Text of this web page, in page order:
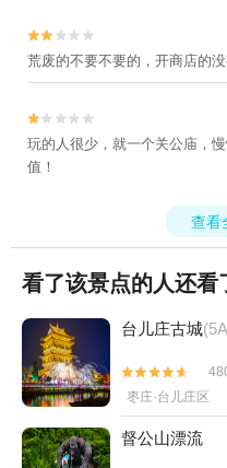


荒废的不要不要的，开商店的


玩的人很少，就一个关公庙，
值！
查看
看了该景点的人还看
台儿庄古城


枣庄·台儿庄区
督公山漂流